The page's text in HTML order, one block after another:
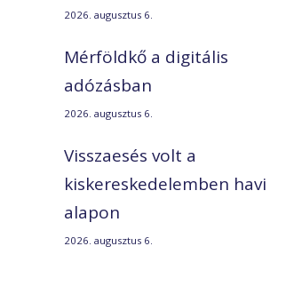
2026. augusztus 6.
Mérföldkő a digitális
adózásban
2026. augusztus 6.
Visszaesés volt a
kiskereskedelemben havi
alapon
2026. augusztus 6.